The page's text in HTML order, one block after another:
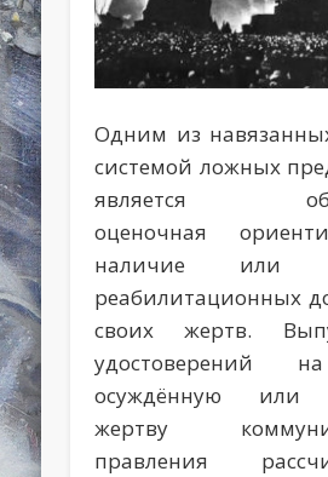
Одним из
системой ложных
является
оценочная
наличие или
реабилитационных
своих жертв.
удостоверений
осуждённую или
жертву
правления